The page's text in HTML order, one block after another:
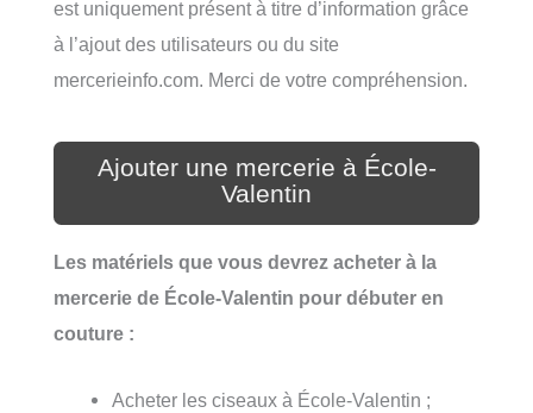
est uniquement présent à titre d’information grâce
à l’ajout des utilisateurs ou du site
mercerieinfo.com. Merci de votre compréhension.
Ajouter une mercerie à École-
Valentin
Les matériels que vous devrez acheter à la
mercerie de École-Valentin pour débuter en
couture :
Acheter les ciseaux à École-Valentin ;